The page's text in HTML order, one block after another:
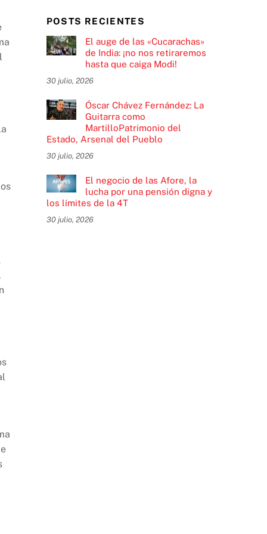
POSTS RECIENTES
El auge de las «Cucarachas»
de India: ¡no nos retiraremos
hasta que caiga Modi!
30 julio, 2026
Óscar Chávez Fernández: La
Guitarra como
MartilloPatrimonio del
Estado, Arsenal del Pueblo
30 julio, 2026
El negocio de las Afore, la
lucha por una pensión digna y
los límites de la 4T
30 julio, 2026